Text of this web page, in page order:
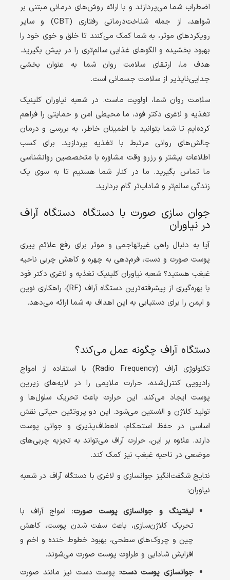
اضطراب شما می‌پردازند و با ارائه روش‌های درمانی مبتنی بر
شواهد، از جمله شناخت‌درمانی رفتاری (CBT) و سایر
رویکردهای موثر، به شما کمک می‌کنند تا خلق و خوی خود را
بهبود بخشیده و الگوهای غذایی سالم‌تری را در پیش بگیرید.
هدف ما، ارتقای سلامت روان شما به عنوان بخشی
جدایی‌ناپذیر از سلامت جسمانی است.
سلامت روان شما، اولویت ماست. در شعبه نیاوران کلینیک
تغذیه و لاغری دکتر فود، ما محیطی امن و حمایتی را فراهم
کرده‌ایم تا شما بتوانید با اطمینان خاطر، به بررسی و درمان
چالش‌های روانی مرتبط با تغذیه بپردازید. برای کسب
اطلاعات بیشتر و رزرو وقت مشاوره با متخصصین روانشناسی
ما تماس بگیرید. ما در کنار شما هستیم تا به سوی یک
زندگی سالم‌تر و شاداب‌تر گام بردارید.
جوان سازی صورت با دستگاه دستگاه آراف
در نیاوران
آیا به دنبال راهی غیرتهاجمی و موثر برای رفع علائم پیری
پوست صورت و دست، فرم‌دهی به چهره و کاهش چربی ناحیه
غبغب هستید؟ شعبه نیاوران کلینیک تغذیه و لاغری دکتر فود
با بهره‌گیری از پیشرفته‌ترین دستگاه آراف (RF)، راهکاری نوین
و ایمن را برای دستیابی به این اهداف به شما ارائه می‌دهد.
دستگاه آراف چگونه عمل می‌کند؟
تکنولوژی آراف (Radio Frequency) با استفاده از امواج
رادیویی کنترل‌شده، حرارت ملایمی را در لایه‌های زیرین
پوست ایجاد می‌کند. این حرارت باعث تحریک سلول‌ها و
تولید کلاژن و الاستین می‌شود. این دو پروتئین حیاتی نقش
اساسی در حفظ استحکام، انعطاف‌پذیری و جوانی پوست
دارند. علاوه بر این، حرارت آراف می‌تواند به تجزیه چربی‌های
موضعی در ناحیه غبغب نیز کمک کند.
نتایج شگفت‌انگیز جوانسازی و لاغری با دستگاه آراف در شعبه
نیاوران:
لیفتینگ و جوانسازی پوست صورت: امواج آراف با
تحریک کلاژن‌سازی، باعث سفت شدن پوست، کاهش
چین و چروک‌های سطحی، بهبود خطوط خنده و اخم و
افزایش شادابی و طراوت پوست صورت می‌شوند.
جوانسازی پوست دست: پوست دست نیز مانند صورت